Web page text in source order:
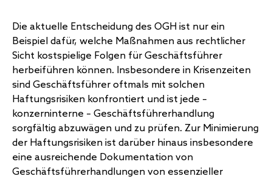
Die aktuelle Entscheidung des OGH ist nur ein
Beispiel dafür, welche Maßnahmen aus rechtlicher
Sicht kostspielige Folgen für Geschäftsführer
herbeiführen können. Insbesondere in Krisenzeiten
sind Geschäftsführer oftmals mit solchen
Haftungsrisiken konfrontiert und ist jede –
konzerninterne – Geschäftsführerhandlung
sorgfältig abzuwägen und zu prüfen. Zur Minimierung
der Haftungsrisiken ist darüber hinaus insbesondere
eine ausreichende Dokumentation von
Geschäftsführerhandlungen von essenzieller